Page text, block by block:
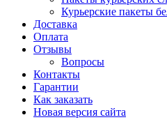
Курьерские пакеты
Доставка
Оплата
Отзывы
Вопросы
Контакты
Гарантии
Как заказать
Новая версия сайта